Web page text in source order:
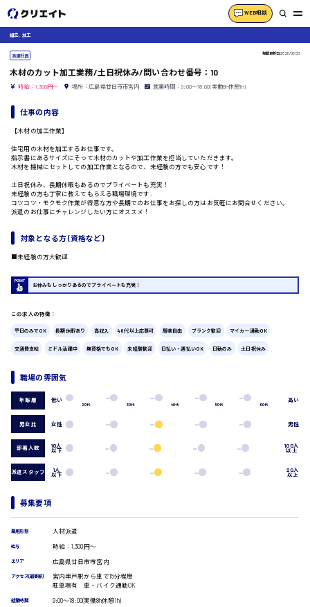
WEB相談
製造オペレーター
ピッキング・仕分け
軽作業
介護・医療系
医師
看護師
オフィスワーク系
貿易事務
データ入力
コールセンターオペレーター
経理事務
営業事務
広島市中区
広島市東区
広島市佐伯区
時給1200円～
時給1300円～
時給1400円～
組立、加工
派遣社員 掲載更新日2026/06/23
木材のカット加工業務/土日祝休み/問い合わせ番号：10
時給：1,300円～ 場所：広島県廿日市市宮内 就業時間：9:00〜18:00(実働8h休憩1h)
仕事の内容
【木材の加工作業】
住宅用の木材を加工するお仕事です。
指示書にあるサイズにそって木材のカットや加工作業を担当していただきます。
木材を機械にセットしての加工作業となるので、未経験の方でも安心です！
土日祝休み、長期休暇もあるのでプライベートも充実！
未経験の方も丁寧に教えてもらえる職場環境です.
コツコツ・モクモク作業が得意な方や長期でのお仕事をお探しの方はお気軽にお問合せください。
派遣のお仕事にチャレンジしたい方にオススメ！
対象となる方 (資格など)
■未経験の方大歓迎
お休みもしっかりあるのでプライベートも充実！
この求人の特徴：
平日のみでOK 長期休暇あり 高収入 40代以上応募可 服装自由 ブランク歓迎 マイカー通勤OK
交通費支給 ミドル活躍中 無資格でもOK 未経験歓迎 日払い・週払いOK 日勤のみ 土日祝休み
職場の雰囲気
年齢層 低い
20代 30代 40代 50代 60代
高い
男女比 女性 男性
部署人数 10人
以下
100人
以上
派遣スタッフ 1人
以下
20人
以上
募集要項
雇用形態 人材派遣
給与 時給：1,300円～
エリア 広島県廿日市市宮内
アクセス(最寄駅)
宮内串戸駅から車で15分程度
駐車場有 車・バイク通勤OK
就業時間 9:00〜18:00(実働8h休憩1h)